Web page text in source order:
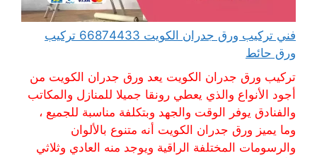
فني تركيب ورق جدران الكويت 66874433 تركيب
ورق حائط
تركيب ورق جدران الكويت يعد ورق جدران الكويت من
أجود الأنواع والذي يعطي رونقا جميلا للمنازل والمكاتب
والفنادق يوفر الوقت والجهد وبتكلفة مناسبة للجميع ،
وما يميز ورق جدران الكويت أنه متنوع بالألوان
والرسومات المختلفة الراقية ويوجد منه العادي وثلاثي